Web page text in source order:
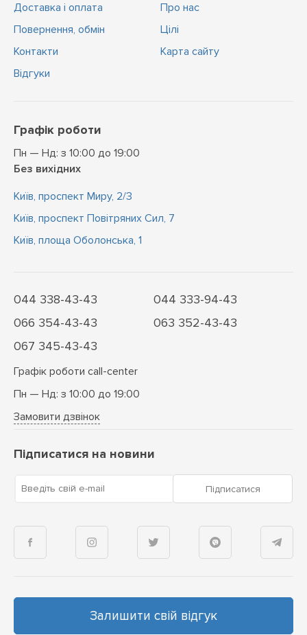
Доставка і оплата
Повернення, обмін
Контакти
Відгуки
Про нас
Цiлi
Карта сайту
Графік роботи
Пн — Нд: з 10:00 до 19:00
Без вихідних
Київ, проспект Миру, 2/3
Київ, проспект Повітряних Сил, 7
Київ, площа Оболонська, 1
044 338-43-43
044 333-94-43
066 354-43-43
063 352-43-43
067 345-43-43
Графік роботи call-center
Пн — Нд: з 10:00 до 19:00
Замовити дзвінок
Підписатися на новини
Введіть свій e-mail Підписатися
Залишити свій відгук